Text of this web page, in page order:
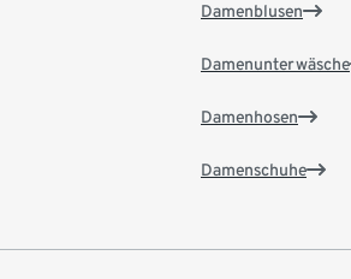
Damenblusen
Damenunterwäsche
Damenhosen
Damenschuhe